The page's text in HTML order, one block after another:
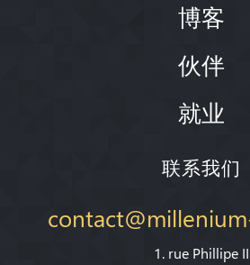
博客
伙伴
就业
联系我们
1. rue Phillipe II